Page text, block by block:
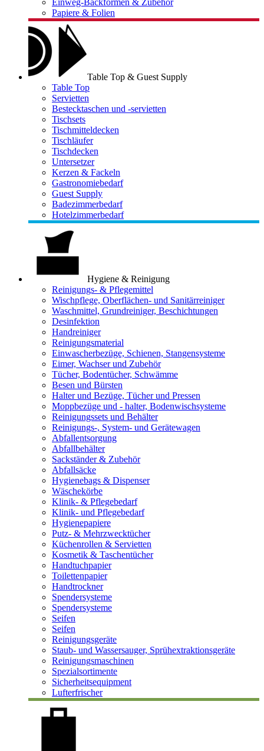
Einweg-Backformen & Zubehör
Papiere & Folien
Table Top & Guest Supply
Table Top
Servietten
Bestecktaschen und -servietten
Tischsets
Tischmitteldecken
Tischläufer
Tischdecken
Untersetzer
Kerzen & Fackeln
Gastronomiebedarf
Guest Supply
Badezimmerbedarf
Hotelzimmerbedarf
Hygiene & Reinigung
Reinigungs- & Pflegemittel
Wischpflege, Oberflächen- und Sanitärreiniger
Waschmittel, Grundreiniger, Beschichtungen
Desinfektion
Handreiniger
Reinigungsmaterial
Einwascherbezüge, Schienen, Stangensysteme
Eimer, Wachser und Zubehör
Tücher, Bodentücher, Schwämme
Besen und Bürsten
Halter und Bezüge, Tücher und Pressen
Moppbezüge und - halter, Bodenwischsysteme
Reinigungssets und Behälter
Reinigungs-, System- und Gerätewagen
Abfallentsorgung
Abfallbehälter
Sackständer & Zubehör
Abfallsäcke
Hygienebags & Dispenser
Wäschekörbe
Klinik- & Pflegebedarf
Klinik- und Pflegebedarf
Hygienepapiere
Putz- & Mehrzwecktücher
Küchenrollen & Servietten
Kosmetik & Taschentücher
Handtuchpapier
Toilettenpapier
Handtrockner
Spendersysteme
Spendersysteme
Seifen
Seifen
Reinigungsgeräte
Staub- und Wassersauger, Sprühextraktionsgeräte
Reinigungsmaschinen
Spezialsortimente
Sicherheitsequipment
Lufterfrischer